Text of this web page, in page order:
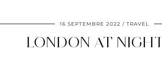
16 SEPTEMBRE 2022 TRAVEL
LONDON AT